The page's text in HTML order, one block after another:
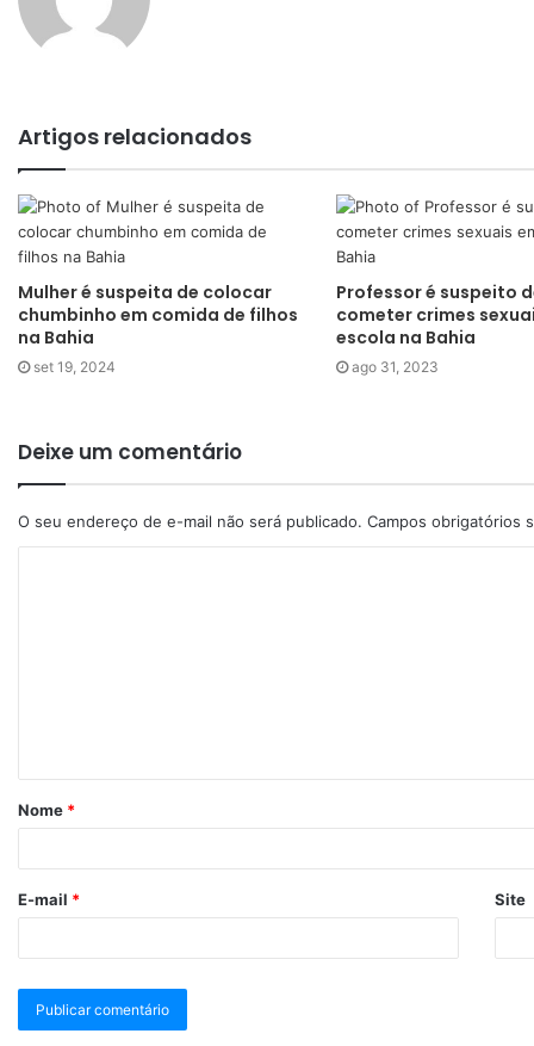
Artigos relacionados
Mulher é suspeita de colocar
chumbinho em comida de filhos
na Bahia
set 19, 2024
Professor é suspeito
cometer crimes
escola na Bahia
ago 31, 2023
Deixe um comentário
O seu endereço de e-mail não será publicado. Campos obrigatórios
Nome *
E-mail * Site